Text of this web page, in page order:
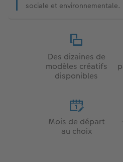
sociale et environnementale.
Des dizaines de
modèles créatifs
disponibles
Mois de départ
au choix​